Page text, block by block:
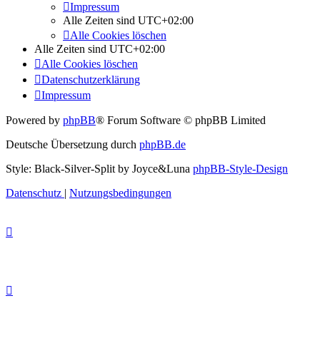
Impressum
Alle Zeiten sind UTC+02:00
Alle Cookies löschen
Alle Zeiten sind UTC+02:00
Alle Cookies löschen
Datenschutzerklärung
Impressum
Powered by phpBB® Forum Software © phpBB Limited
Deutsche Übersetzung durch phpBB.de
Style: Black-Silver-Split by Joyce&Luna phpBB-Style-Design
Datenschutz | Nutzungsbedingungen